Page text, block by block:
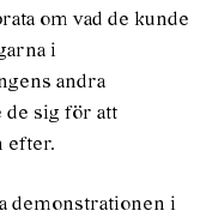
om vad de kunde
i
andra
de sig för att
efter.
demonstrationen i